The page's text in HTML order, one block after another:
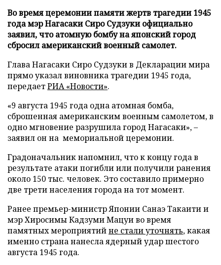
Во время церемонии памяти жертв трагедии 1945
года мэр Нагасаки Сиро Судзуки официально
заявил, что атомную бомбу на японский город
сбросил американский военный самолет.
Глава Нагасаки Сиро Судзуки в Декларации мира
прямо указал виновника трагедии 1945 года,
передаетРИА «Новости».
«9 августа 1945 года одна атомная бомба,
сброшенная американским военным самолетом, в
одно мгновение разрушила город Нагасаки», –
заявил он на мемориальной церемонии.
Градоначальник напомнил, что к концу года в
результате атаки погибли или получили ранения
около 150 тыс. человек. Это составило примерно
две трети населения города на тот момент.
Ранее премьер-министр Японии Санаэ Такаити и
мэр Хиросимы Кадзуми Мацуи во время
памятных мероприятийне стали уточнять, какая
именно страна нанесла ядерный удар шестого
августа 1945 года.